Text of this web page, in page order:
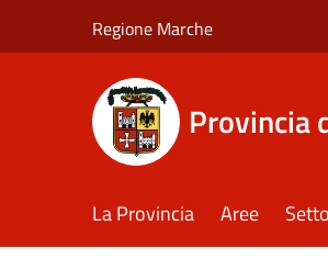
Regione Marche
Provincia
La Provincia Aree